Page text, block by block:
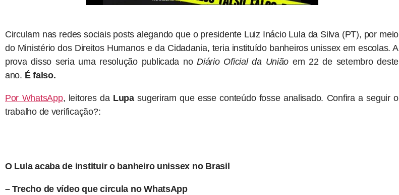
Circulam nas redes sociais posts alegando que o presidente Luiz Inácio Lula da Silva (PT), por meio
do Ministério dos Direitos Humanos e da Cidadania, teria instituído banheiros unissex em escolas. A
prova disso seria uma resolução publicada noDiário Oficial da União em 22 de setembro deste
ano. É falso.
Por WhatsApp, leitores da Lupasugeriram que esse conteúdo fosse analisado. Confira a seguir o
trabalho de verificação?:
O Lula acaba de instituir o banheiro unissex no Brasil
– Trecho de vídeo que circula no WhatsApp